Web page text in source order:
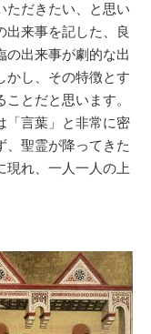
ただきたい、と思い
出来事を記した、良
の出来事が劇的な出
かし、その特徴とす
とだと思います。
「言葉」と非常に密
、聖霊が降ってきた
現れ、一人一人の上